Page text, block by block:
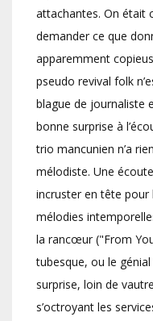
attachantes. On était
demander ce que
apparemment
pseudo revival folk
blague de journaliste
bonne surprise à
trio mancunien n’a
mélodiste. Une
incruster en tête pour
mélodies
la rancœur ("From
tubesque, ou le
surprise, loin de
s’octroyant les